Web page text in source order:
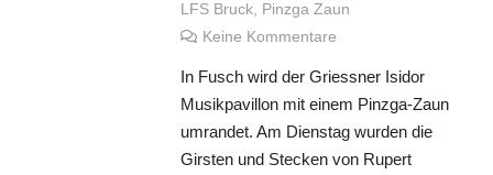
LFS Bruck, Pinzga Zaun
Keine Kommentare
In Fusch wird der Griessner Isidor
Musikpavillon mit einem Pinzga-Zaun
umrandet. Am Dienstag wurden die
Girsten und Stecken von Rupert